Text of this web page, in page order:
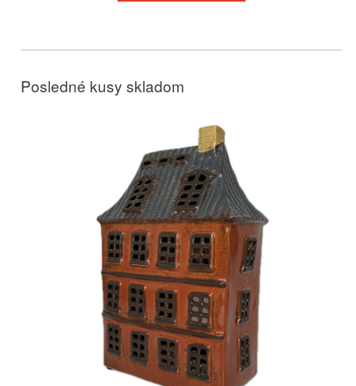
Posledné kusy skladom